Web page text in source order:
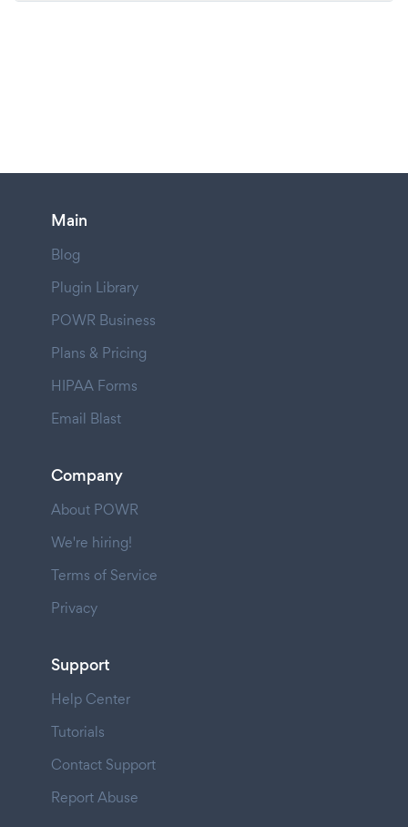
Main
Blog
Plugin Library
POWR Business
Plans & Pricing
HIPAA Forms
Email Blast
Company
About POWR
We're hiring!
Terms of Service
Privacy
Support
Help Center
Tutorials
Contact Support
Report Abuse